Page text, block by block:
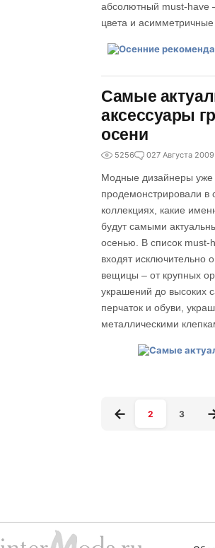
абсолютный must-have
цвета и асимметричные
Самые
аксессуары
осени
5256 027 Августа 2009
Модные дизайнеры уже
продемонстрировали в
коллекциях, какие
будут самыми
осенью. В список must-
входят исключительно
вещицы – от крупных
украшений до высоких
перчаток и обуви,
металлическими
2 3